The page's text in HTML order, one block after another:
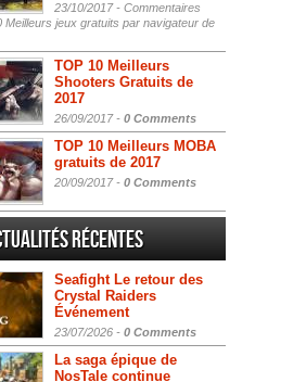
23/10/2017 - Commentaires
Meilleurs jeux gratuits par navigateur de
TOP 10 Meilleurs
Shooters Gratuits de
2017
26/09/2017 - 0 Comments
TOP 10 Meilleurs MOBA
gratuits de 2017
20/09/2017 - 0 Comments
Récentes
Seafight Le retour des
Crystal Raiders
Événement
23/07/2026 - 0 Comments
La saga épique de
NosTale continue